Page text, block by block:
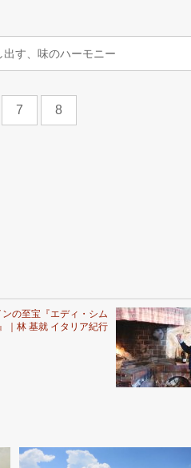
す、味のハーモニー
7 8
の至宝『エディ・シム
｜林 基就 イタリア紀行